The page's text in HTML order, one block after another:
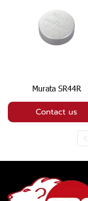
Murata SR44R
Contact us